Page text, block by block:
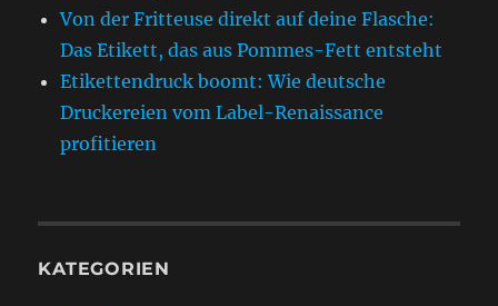
Von der Fritteuse direkt auf deine Flasche:
Das Etikett, das aus Pommes-Fett entsteht
Etikettendruck boomt: Wie deutsche
Druckereien vom Label-Renaissance
profitieren
KATEGORIEN